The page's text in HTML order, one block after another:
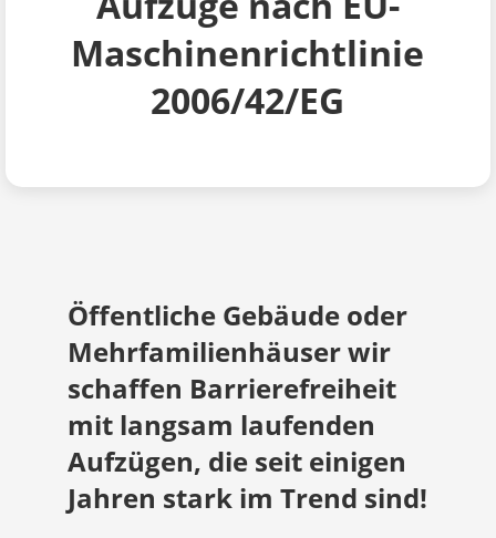
Maschinenrichtlinie
2006/42/EG
Öffentliche Gebäude oder
Mehrfamilienhäuser wir
schaffen Barrierefreiheit
mit langsam laufenden
Aufzügen, die seit einigen
Jahren stark im Trend sind!